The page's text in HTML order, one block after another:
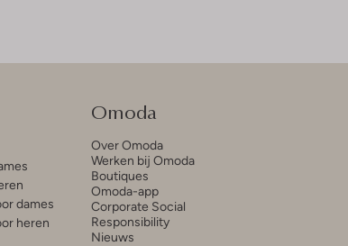
dames
heren
Omoda
Over Omoda
Werken bij Omoda
Boutiques
Omoda-app
Corporate Social
Responsibility
Nieuws